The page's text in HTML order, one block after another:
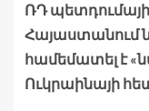
ՌԴ
Հայաստանում
համեմատել է
Ուկրաինայի